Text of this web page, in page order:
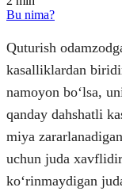
Bu nima?
Quturish
kasalliklardan
namoyon boʻlsa,
qanday dahshatli
miya
uchun juda
koʻrinmaydigan